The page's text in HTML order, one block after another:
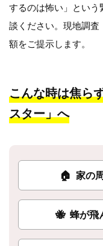
するのは怖い」とい
談ください。現地調
額をご提示します。
こんな時は焦ら
スター」へ
🏠 家の
🐝 蜂が飛